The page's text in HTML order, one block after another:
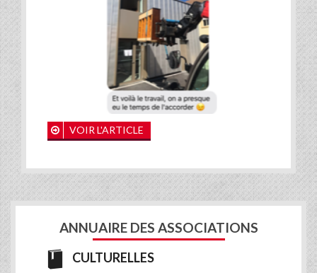
VOIR L'ARTICLE
ANNUAIRE DES ASSOCIATIONS
CULTURELLES